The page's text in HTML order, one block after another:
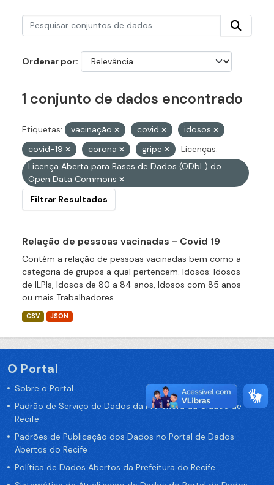
Ordenar por
1 conjunto de dados encontrado
Etiquetas: vacinação covid
idosos
covid-19
corona gripe
Licenças:
Licença Aberta para Bases de Dados (ODbL) do
Open Data Commons
Filtrar Resultados
Relação de pessoas vacinadas - Covid 19
Contém a relação de pessoas vacinadas bem como a
categoria de grupos a qual pertencem. Idosos: Idosos
de ILPIs, Idosos de 80 a 84 anos, Idosos com 85 anos
ou mais Trabalhadores...
CSV JSON
O Portal
Sobre o Portal
Padrão de Serviço de Dados da Prefeitura da Cidade de
Recife
Padrões de Publicação dos Dados no Portal de Dados
Abertos do Recife
Política de Dados Abertos da Prefeitura do Recife